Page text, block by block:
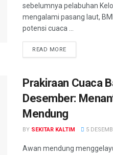
sebelumnya pelabuhan
mengalami pasang laut,
potensi cuaca ...
READ MORE
Prakiraan Cuaca
Desember:
Mendung
BY SEKITAR KALTIM 5
Awan mendung